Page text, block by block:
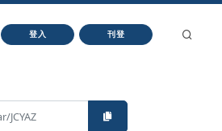
登入 刊登